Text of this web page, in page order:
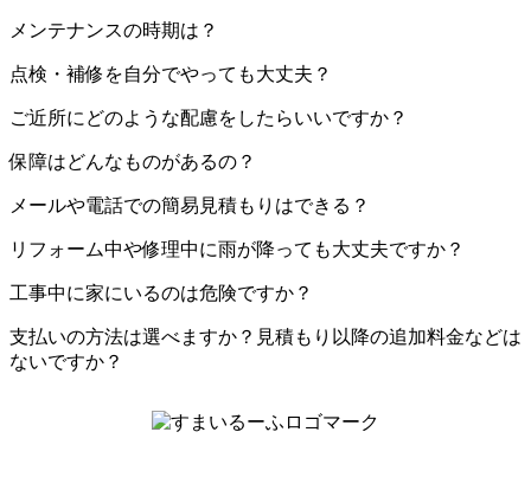
メンテナンスの時期は？
点検・補修を自分でやっても大丈夫？
ご近所にどのような配慮をしたらいいですか？
保障はどんなものがあるの？
メールや電話での簡易見積もりはできる？
リフォーム中や修理中に雨が降っても大丈夫ですか？
工事中に家にいるのは危険ですか？
支払いの方法は選べますか？見積もり以降の追加料金などは
ないですか？